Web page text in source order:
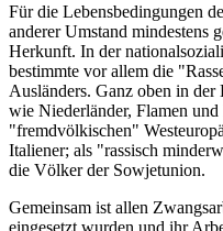
Für die Lebensbedingungen
anderer Umstand mindestens
Herkunft. In der
bestimmte vor allem die
Ausländers. Ganz oben in
wie Niederländer, Flamen
"fremdvölkischen"
Italiener; als "rassisch
die Völker der Sowjetunion.
Gemeinsam ist allen
eingesetzt wurden und ihr